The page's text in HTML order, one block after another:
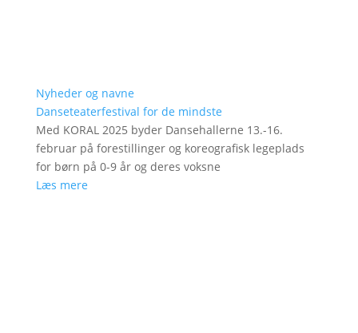
Nyheder og navne
Danseteaterfestival for de mindste
Med KORAL 2025 byder Dansehallerne 13.-16.
februar på forestillinger og koreografisk legeplads
for børn på 0-9 år og deres voksne
Læs mere